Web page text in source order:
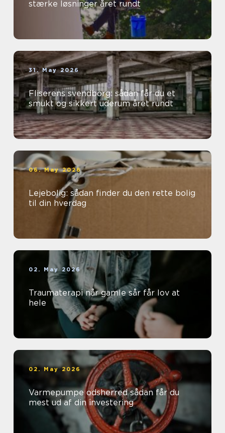
stærke løsninger året rundt
31. May 2026
Fliserens svendborg: sådan får du et
smukt og sikkert uderum året rundt
06. May 2026
Lejebolig: sådan finder du den rette bolig
til din hverdag
02. May 2026
Traumaterapi når gamle sår får lov at
hele
02. May 2026
Varmepumpe odsherred sådan får du
mest ud af din investering